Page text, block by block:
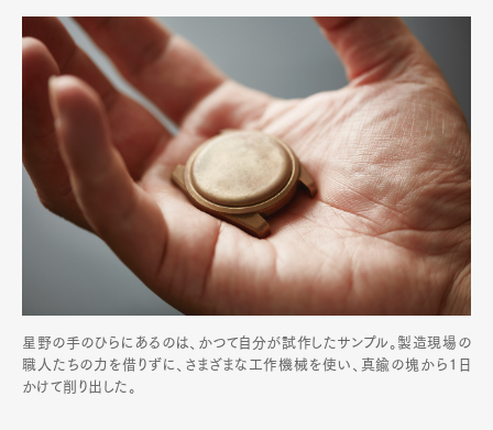
星野の手のひらにあるのは、かつて自分が試作したサンプル。製造現場の
職人たちの力を借りずに、さまざまな工作機械を使い、真鍮の塊から1日
かけて削り出した。